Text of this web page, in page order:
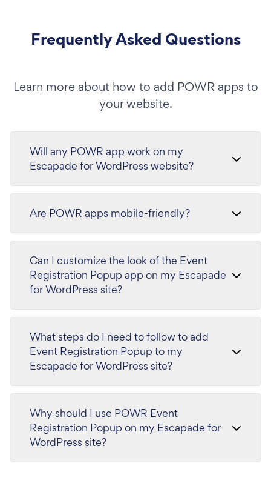
Frequently Asked Questions
Learn more about how to add POWR apps to
your website.
Will any POWR app work on my
Escapade for WordPress website?
Are POWR apps mobile-friendly?
Can I customize the look of the Event
Registration Popup app on my Escapade
for WordPress site?
What steps do I need to follow to add
Event Registration Popup to my
Escapade for WordPress site?
Why should I use POWR Event
Registration Popup on my Escapade for
WordPress site?